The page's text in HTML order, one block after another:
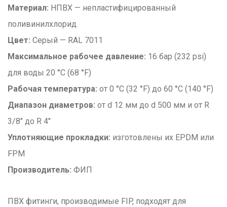
Материал: НПВХ — непластифицированный
поливинилхлорид.
Цвет: Серый — RAL 7011
Максимальное рабочее давление: 16 бар (232 psi)
для воды 20 °C (68 °F)
Рабочая температура: от 0 °C (32 °F) до 60 °C (140 °F)
Диапазон диаметров: от d 12 мм до d 500 мм и от R
3/8″ до R 4″
Уплотняющие прокладки: изготовлены их EPDM или
FPM
Производитель: ФИП
ПВХ фитинги, производимые FIP, подходят для